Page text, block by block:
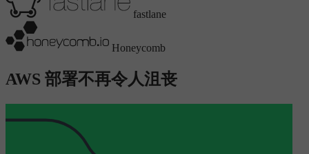
fastlane
Honeycomb
AWS 部署不再令人沮丧